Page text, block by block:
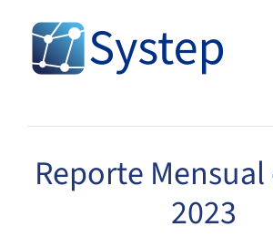
content
Reporte
2023